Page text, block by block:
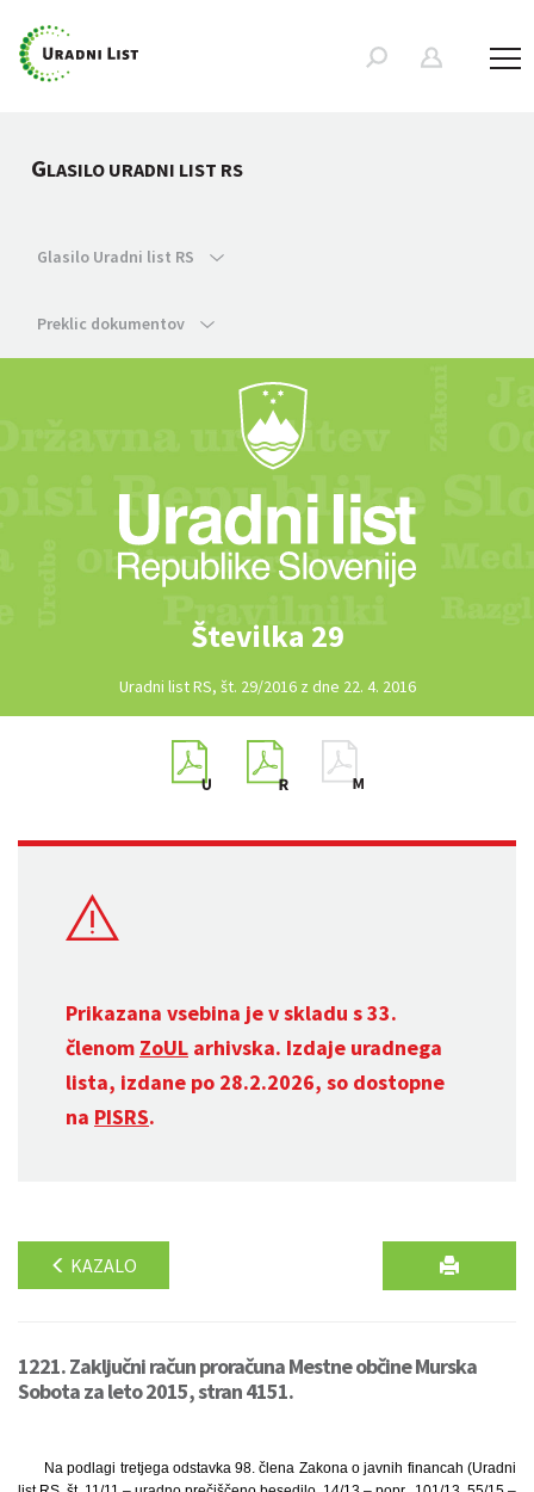
GLASILO URADNI LIST RS
Glasilo Uradni list RS
Preklic dokumentov
Številka 29
Uradni list RS, št. 29/2016 z dne 22. 4. 2016
Prikazana vsebina je v skladu s 33.
členom ZoUL arhivska. Izdaje uradnega
lista, izdane po 28.2.2026, so dostopne
na PISRS.
KAZALO
1221. Zaključni račun proračuna Mestne občine Murska
Sobota za leto 2015, stran 4151.
Na podlagi tretjega odstavka 98. člena Zakona o javnih financah (Uradni